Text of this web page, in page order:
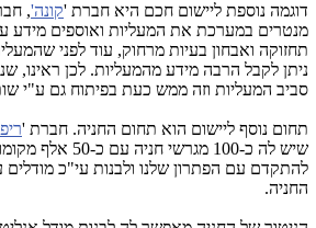
דוגמה נוספת ליישום חכם היא חברת 'קונה',
מנטרים במערכת את המעליות ואוספים מידע
תחזוקה ואבחון בעיות מרחוק, עוד לפני
ניתן לקבל הרבה מידע מהמעליות. לכן ראינו,
סביב המעליות וזה ממש כעת בפיתוח גם ע"י
תחום נוסף ליישום הוא תחום החניה. חברת '
שיש לה כ-100 מגרשי
להתקדם עם הפתרון שלנו ולבנות עי"כ
החניה.